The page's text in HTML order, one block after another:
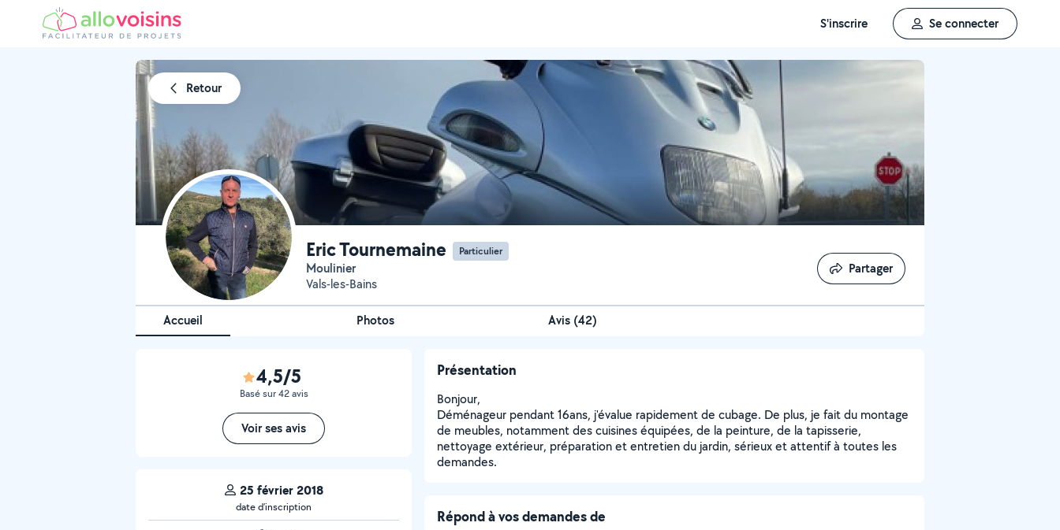
S'inscrire Se connecter
Retour
Eric Tournemaine Particulier
Moulinier
Vals-les-Bains
Partager
Partager
Accueil Photos Avis (42)
4,5/5
Basé sur 42 avis
Voir ses avis
25 février 2018
date d’inscription
Présentation
Bonjour,
Déménageur pendant 16ans, j'évalue rapidement de cubage. De plus, je fait du montage
de meubles, notamment des cuisines équipées, de la peinture, de la tapisserie,
nettoyage extérieur, préparation et entretien du jardin, sérieux et attentif à toutes les
demandes.
Répond à vos demandes de